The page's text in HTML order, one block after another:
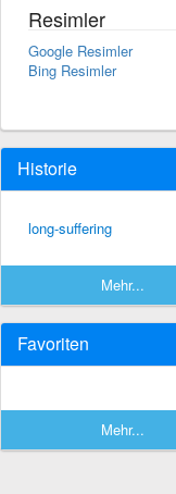
Resimler
Google Resimler
Bing Resimler
Historie
long-suffering
Mehr...
Favoriten
Mehr...